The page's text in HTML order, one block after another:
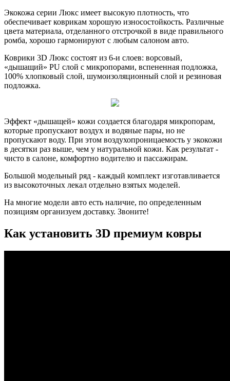
Экокожа серии Люкс имеет высокую плотность, что
обеспечивает коврикам хорошую износостойкость. Различные
цвета материала, отделанного отстрочкой в виде правильного
ромба, хорошо гармонируют с любым салоном авто.
Коврики 3D Люкс состоят из 6-и слоев: ворсовый,
«дышащий» PU слой с микропорами, вспененная подложка,
100% хлопковый слой, шумоизоляционный слой и резиновая
подложка.
Эффект «дышащей» кожи создается благодаря микропорам,
которые пропускают воздух и водяные пары, но не
пропускают воду. При этом воздухопроницаемость у экокожи
в десятки раз выше, чем у натуральной кожи. Как результат -
чисто в салоне, комфортно водителю и пассажирам.
Большой модельный ряд - каждый комплект изготавливается
из высокоточных лекал отдельно взятых моделей.
На многие модели авто есть наличие, по определенным
позициям организуем доставку. Звоните!
Как установить 3D премиум ковры